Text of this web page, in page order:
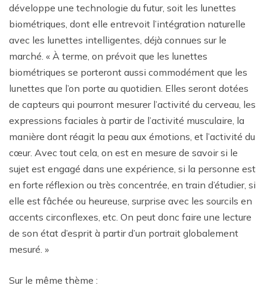
développe une technologie du futur, soit les lunettes
biométriques, dont elle entrevoit l’intégration naturelle
avec les lunettes intelligentes, déjà connues sur le
marché. « À terme, on prévoit que les lunettes
biométriques se porteront aussi commodément que les
lunettes que l’on porte au quotidien. Elles seront dotées
de capteurs qui pourront mesurer l’activité du cerveau, les
expressions faciales à partir de l’activité musculaire, la
manière dont réagit la peau aux émotions, et l’activité du
cœur. Avec tout cela, on est en mesure de savoir si le
sujet est engagé dans une expérience, si la personne est
en forte réflexion ou très concentrée, en train d’étudier, si
elle est fâchée ou heureuse, surprise avec les sourcils en
accents circonflexes, etc. On peut donc faire une lecture
de son état d’esprit à partir d’un portrait globalement
mesuré. »
Sur le même thème :